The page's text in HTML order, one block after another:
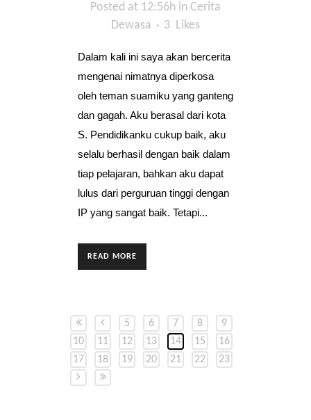
Posted at 12:56h in Cerita
Dewasa
3 Likes
Dalam kali ini saya akan bercerita
mengenai nimatnya diperkosa
oleh teman suamiku yang ganteng
dan gagah. Aku berasal dari kota
S. Pendidikanku cukup baik, aku
selalu berhasil dengan baik dalam
tiap pelajaran, bahkan aku dapat
lulus dari perguruan tinggi dengan
IP yang sangat baik. Tetapi...
READ MORE
5 6 7 8
9
10
11 12 13 14 15
16
17
18 19 20 21 22 23